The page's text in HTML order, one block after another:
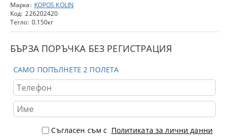
Марка: KOPOS KOLIN
Код: 226202420
Тегло: 0.150кг
БЪРЗА ПОРЪЧКА БЕЗ РЕГИСТРАЦИЯ
САМО ПОПЪЛНЕТЕ 2 ПОЛЕТА
Съгласен съм с Политиката за лични данни